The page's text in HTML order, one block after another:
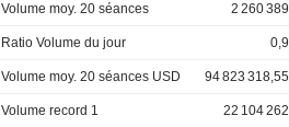
Volume moy. 20 séances 2 260 389
Ratio Volume du jour 0,9
Volume moy. 20 séances USD 94 823 318,55
Volume record 1 22 104 262